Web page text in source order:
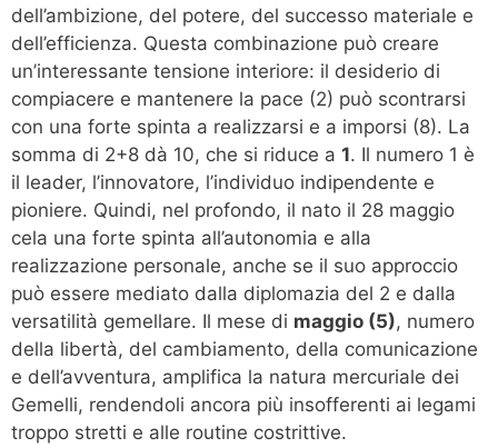
dell’ambizione, del potere, del successo materiale e
dell’efficienza. Questa combinazione può creare
un’interessante tensione interiore: il desiderio di
compiacere e mantenere la pace (2) può scontrarsi
con una forte spinta a realizzarsi e a imporsi (8). La
somma di 2+8 dà 10, che si riduce a 1. Il numero 1 è
il leader, l’innovatore, l’individuo indipendente e
pioniere. Quindi, nel profondo, il nato il 28 maggio
cela una forte spinta all’autonomia e alla
realizzazione personale, anche se il suo approccio
può essere mediato dalla diplomazia del 2 e dalla
versatilità gemellare. Il mese di maggio (5), numero
della libertà, del cambiamento, della comunicazione
e dell’avventura, amplifica la natura mercuriale dei
Gemelli, rendendoli ancora più insofferenti ai legami
troppo stretti e alle routine costrittive.